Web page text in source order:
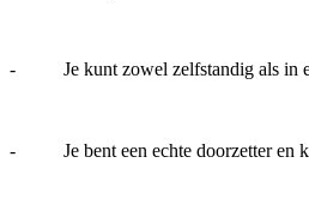
- Je kunt zowel zelfstandig als in
- Je bent een echte doorzetter en